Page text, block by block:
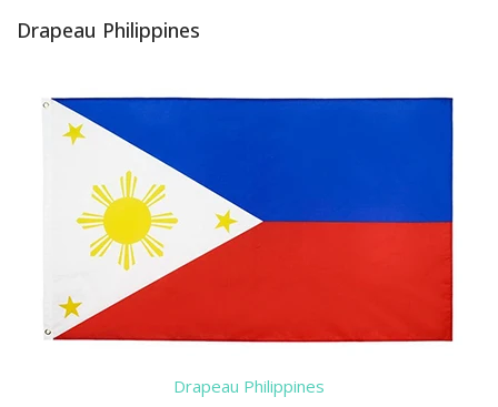
Drapeau Philippines
Drapeau Philippines